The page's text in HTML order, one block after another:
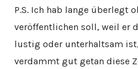
P.S. Ich hab lange überlegt
veröffentlichen soll, weil er
lustig oder unterhaltsam
verdammt gut getan diese